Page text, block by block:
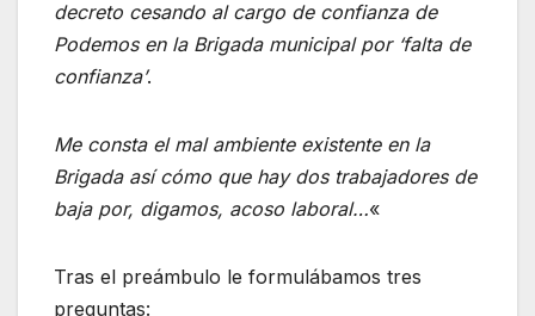
decreto cesando al cargo de confianza de
Podemos en la Brigada municipal por ‘falta de
confianza’.
Me consta el mal ambiente existente en la
Brigada así cómo que hay dos trabajadores de
baja por, digamos, acoso laboral…«
Tras el preámbulo le formulábamos tres
preguntas: